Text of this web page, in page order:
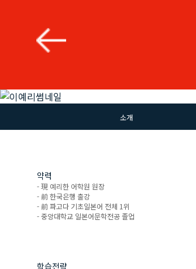
소개
약력
- 現 예리한 어학원 원장
- 前 한국은행 출강
- 前 파고다 기초일본어 전체 1위
- 중앙대학교 일본어문학전공 졸업
학습전략